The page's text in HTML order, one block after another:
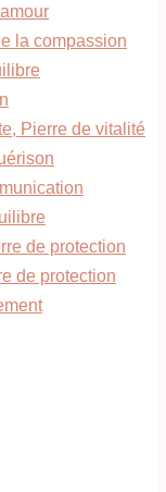
la compassion
Pierre de vitalité
de protection
de protection